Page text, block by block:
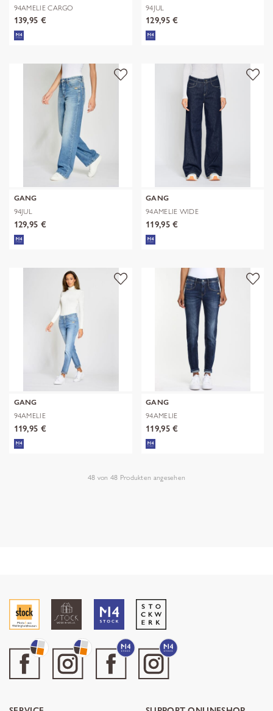
94AMELIE CARGO
139,95 €
94JUL
129,95 €
GANG
94JUL
129,95 €
GANG
94AMELIE WIDE
119,95 €
GANG
94AMELIE
119,95 €
GANG
94AMELIE
119,95 €
48 von 48 Produkten angesehen